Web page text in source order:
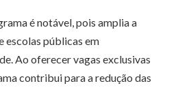
é notável, pois amplia a
escolas públicas em
Ao oferecer vagas exclusivas
contribui para a redução das